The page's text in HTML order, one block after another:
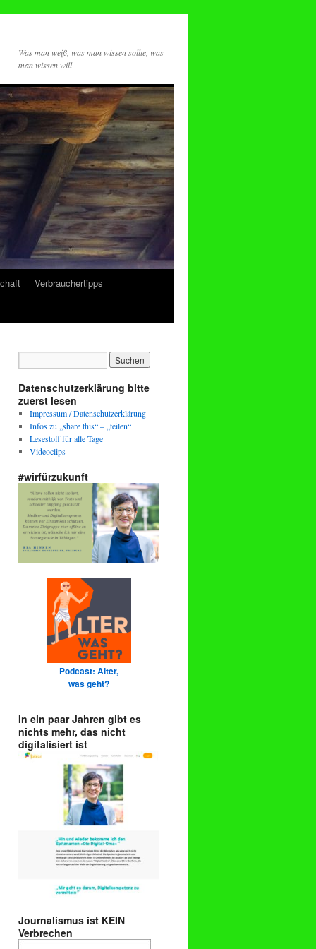
Was man weiß, was man wissen sollte, was
man wissen will
Verbrauchertipps
Datenschutzerklärung bitte
zuerst lesen
Impressum / Datenschutzerklärung
Infos zu „share this“ – „teilen“
Lesestoff für alle Tage
Videoclips
#wirfürzukunft
Podcast: Alter,
was geht?
In ein paar Jahren gibt es
nichts mehr, das nicht
digitalisiert ist
Journalismus ist KEIN
Verbrechen